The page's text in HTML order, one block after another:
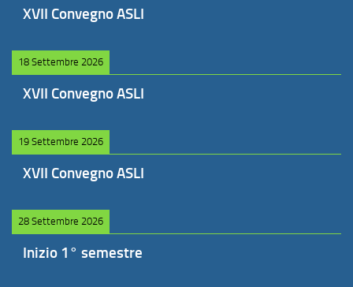
XVII Convegno ASLI
18 Settembre 2026
XVII Convegno ASLI
19 Settembre 2026
XVII Convegno ASLI
28 Settembre 2026
Inizio 1° semestre